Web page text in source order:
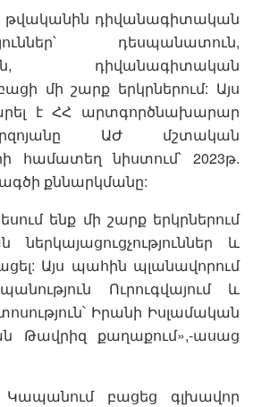
թվականին դիվանագիտական
դեսպանատուն,
դիվանագիտական
մի շարք երկրներում: Այս
է ՀՀ արտգործնախարար
ԱԺ մշտական
համատեղ նիստում՝ 2023թ.
քննարկմանը:
ենք մի շարք երկրներում
և
Այս պահին պլանավորում
Ուրուգվայում և
Իրանի Իսլամական
Թավրիզ քաղաքում»,-ասաց
Կապանում բացեց գլխավոր